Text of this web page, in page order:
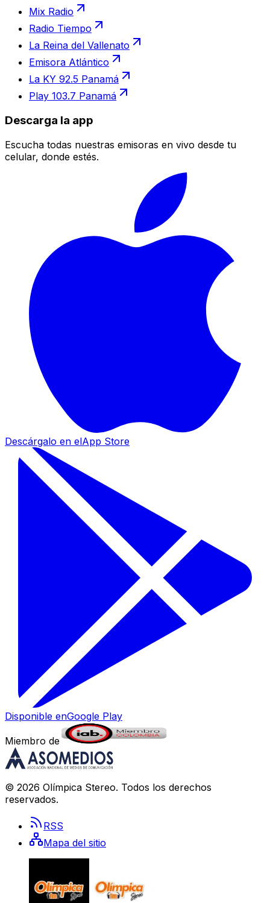
Mix Radio
Radio Tiempo
La Reina del Vallenato
Emisora Atlántico
La KY 92.5 Panamá
Play 103.7 Panamá
Descarga la app
Escucha todas nuestras emisoras en vivo desde tu
celular, donde estés.
Descárgalo en elApp Store
Disponible enGoogle Play
Miembro de
© 2026 Olímpica Stereo. Todos los derechos
reservados.
RSS
Mapa del sitio